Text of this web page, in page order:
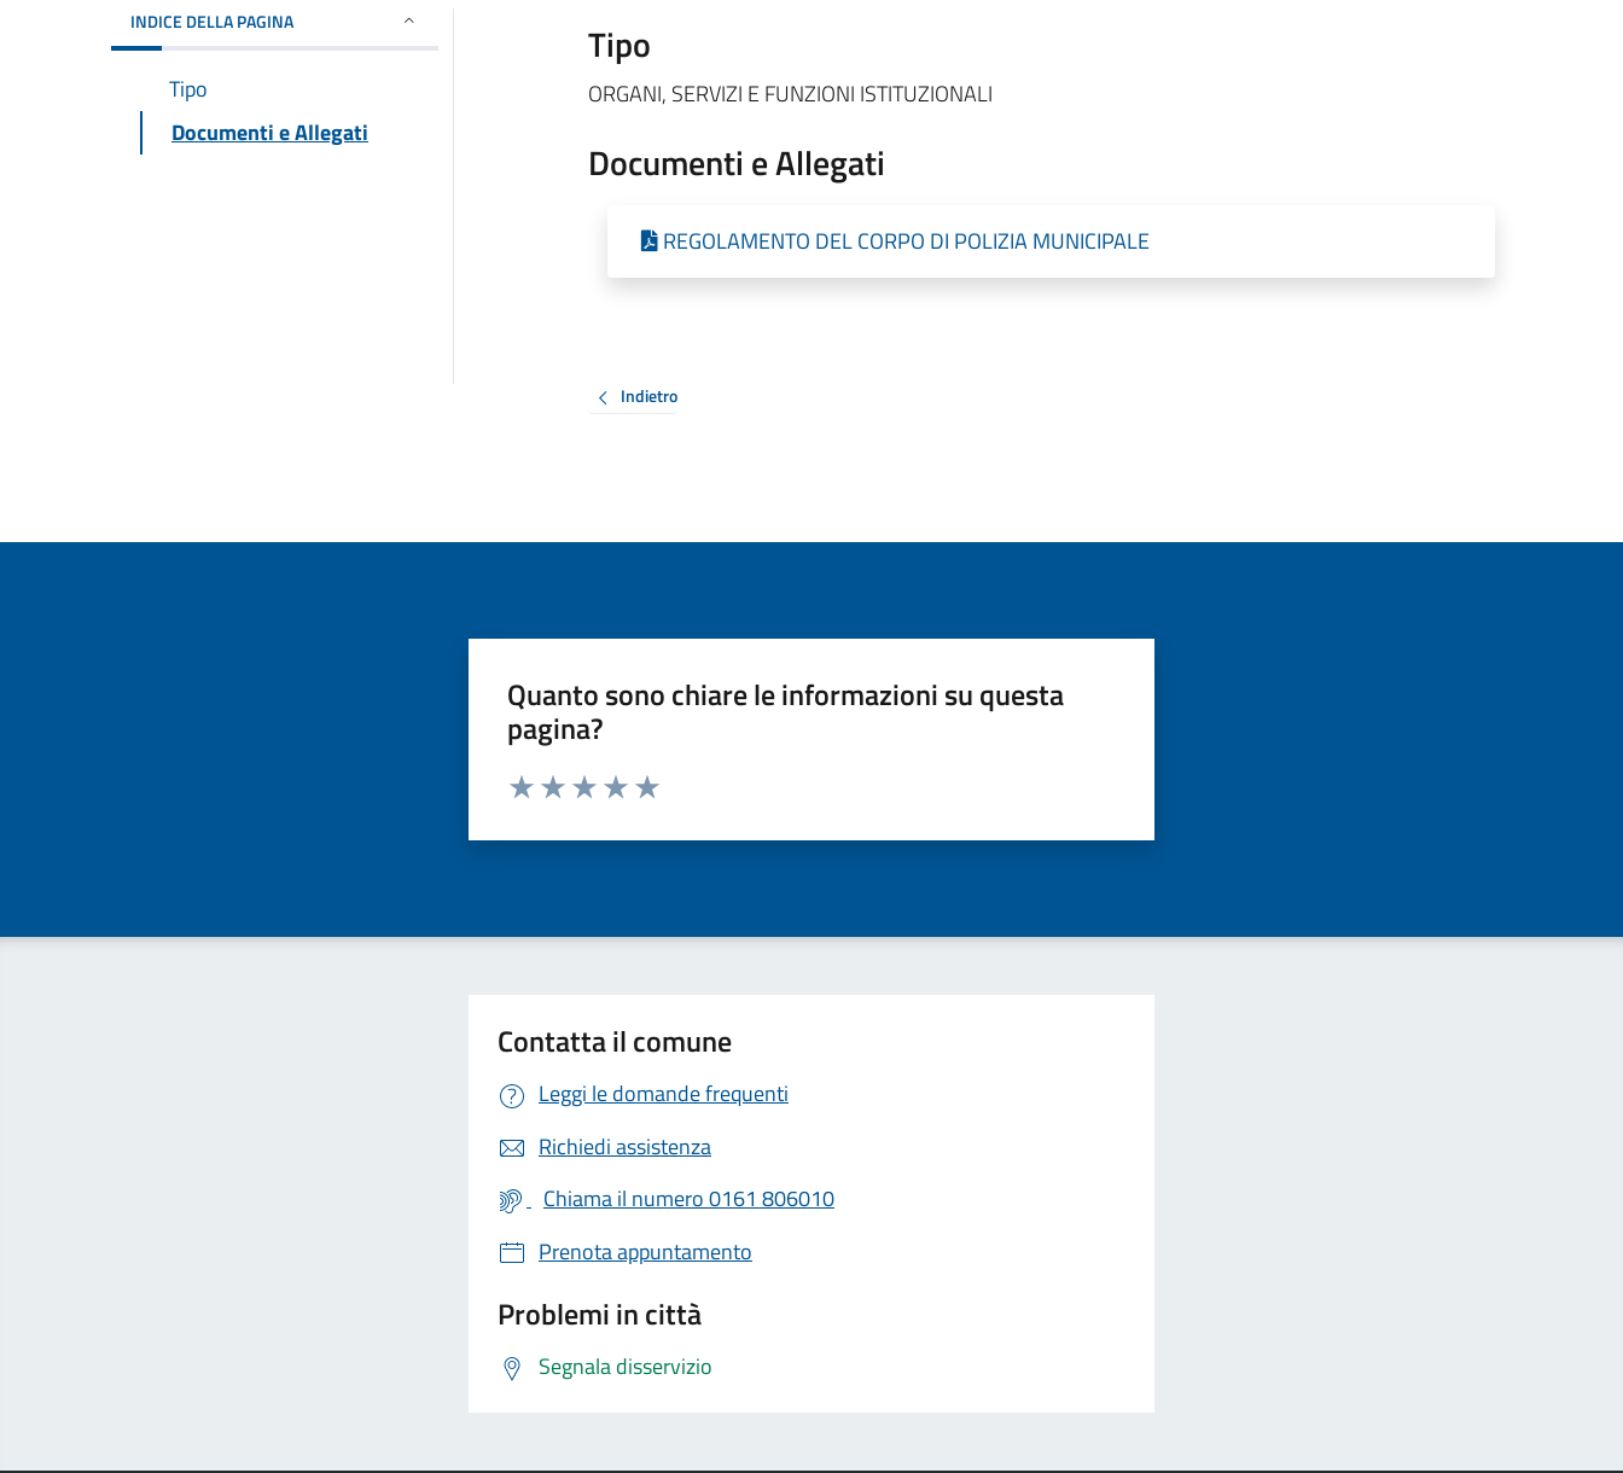
INDICE DELLA PAGINA
Tipo
Documenti e Allegati
Tipo
ORGANI, SERVIZI E FUNZIONI ISTITUZIONALI
Documenti e Allegati
REGOLAMENTO DEL CORPO DI POLIZIA MUNICIPALE
Indietro
Quanto sono chiare le informazioni su questa
pagina?
Valuta da 1 a 5 stelle la pagina
Contatta il comune
Leggi le domande frequenti
Richiedi assistenza
Chiama il numero 0161 806010
Prenota appuntamento
Problemi in città
Segnala disservizio